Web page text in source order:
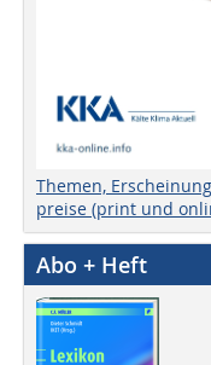
Themen,
preise (print und
Abo + Heft